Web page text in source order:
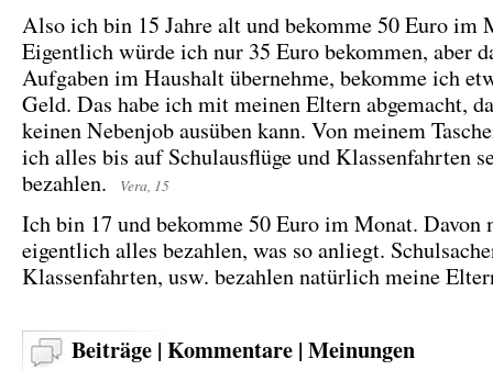
Also ich bin 15 Jahre alt und bekomme 50 Euro
Eigentlich würde ich nur 35 Euro bekommen, aber
Aufgaben im Haushalt übernehme, bekomme ich
Geld. Das habe ich mit meinen Eltern abgemacht,
keinen Nebenjob ausüben kann. Von meinem
ich alles bis auf Schulausflüge und Klassenfahrten
bezahlen.
Vera, 15
Ich bin 17 und bekomme 50 Euro im Monat. Davon
eigentlich alles bezahlen, was so anliegt.
Klassenfahrten, usw. bezahlen natürlich meine
Beiträge | Kommentare | Meinungen